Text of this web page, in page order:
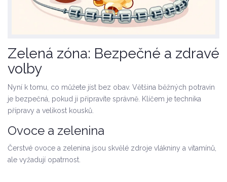
Zelená zóna: Bezpečné a zdravé
volby
Nyní k tomu, co můžete jíst bez obav. Většina běžných potravin
je bezpečná, pokud ji připravíte správně. Klíčem je technika
přípravy a velikost kousků.
Ovoce a zelenina
Čerstvé ovoce a zelenina jsou skvělé zdroje vlákniny a vitamínů,
ale vyžadují opatrnost.